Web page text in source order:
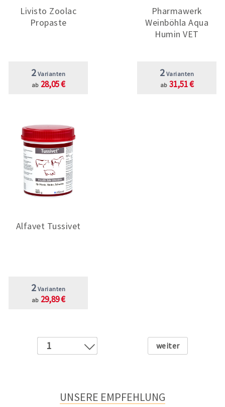
Livisto Zoolac
Propaste
2 Varianten
ab 28,05 €
Pharmawerk
Weinböhla Aqua
Humin VET
2 Varianten
ab 31,51 €
Alfavet Tussivet
2 Varianten
ab 29,89 €
1
Weiter
UNSERE EMPFEHLUNG